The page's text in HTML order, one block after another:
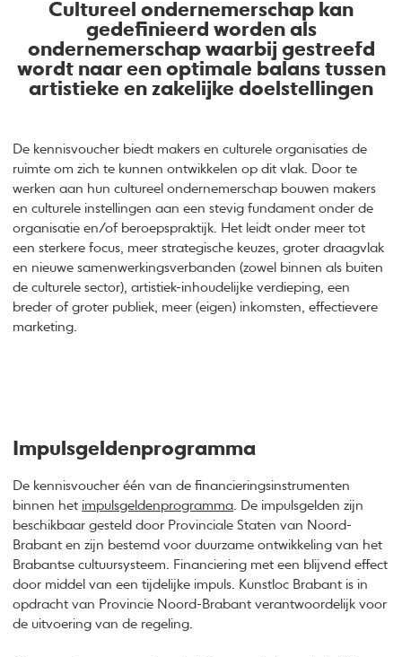
Cultureel ondernemerschap kan
gedefinieerd worden als
ondernemerschap waarbij gestreefd
wordt naar een optimale balans tussen
artistieke en zakelijke doelstellingen
De kennisvoucher biedt makers en culturele organisaties de
ruimte om zich te kunnen ontwikkelen op dit vlak. Door te
werken aan hun cultureel ondernemerschap bouwen makers
en culturele instellingen aan een stevig fundament onder de
organisatie en/of beroepspraktijk. Het leidt onder meer tot
een sterkere focus, meer strategische keuzes, groter draagvlak
en nieuwe samenwerkingsverbanden (zowel binnen als buiten
de culturele sector), artistiek-inhoudelijke verdieping, een
breder of groter publiek, meer (eigen) inkomsten, effectievere
marketing.
Impulsgeldenprogramma
De kennisvoucher één van de financieringsinstrumenten
binnen het impulsgeldenprogramma. De impulsgelden zijn
beschikbaar gesteld door Provinciale Staten van Noord-
Brabant en zijn bestemd voor duurzame ontwikkeling van het
Brabantse cultuursysteem. Financiering met een blijvend effect
door middel van een tijdelijke impuls. Kunstloc Brabant is in
opdracht van Provincie Noord-Brabant verantwoordelijk voor
de uitvoering van de regeling.